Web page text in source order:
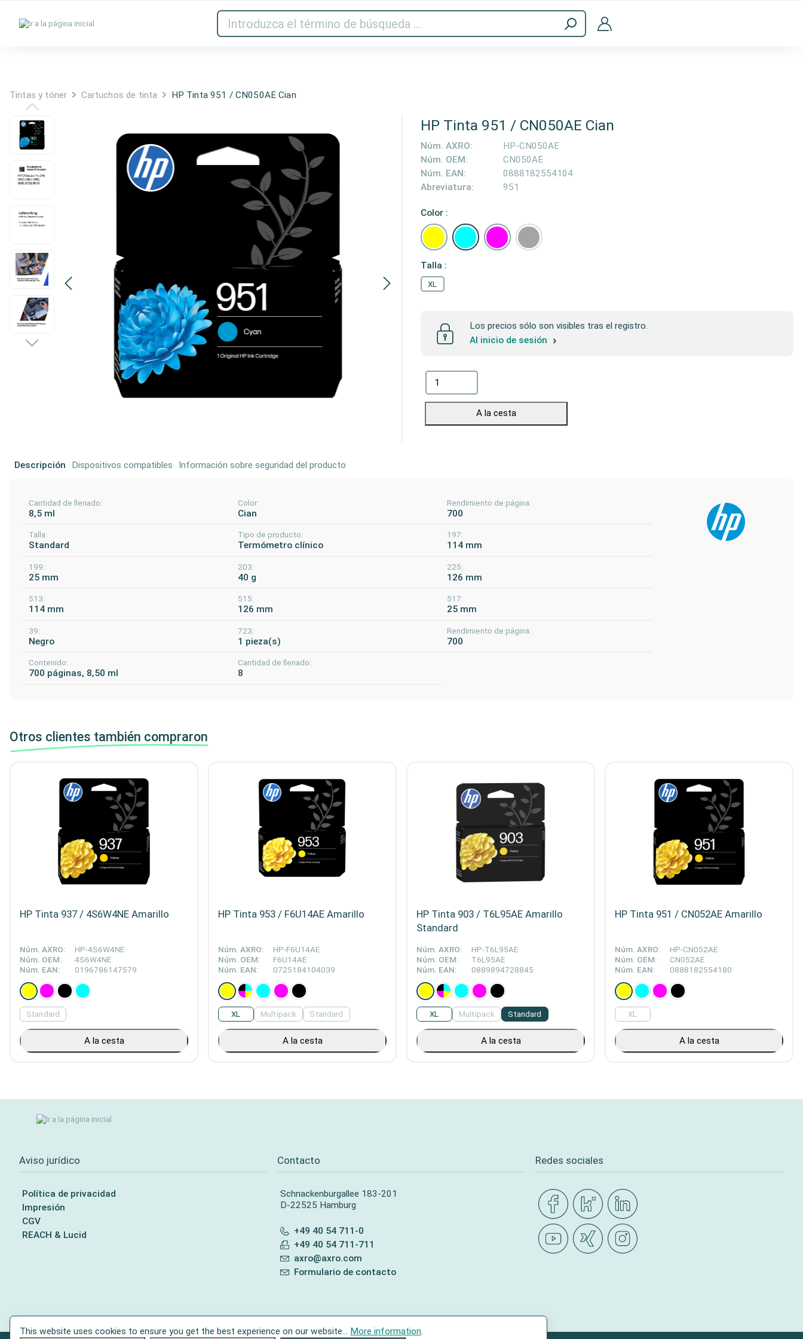
Red Audio y vídeo Impresora y escáner Accesorios informáticos
Tintas y tóner Cartuchos de tinta HP Tinta 951 / CN050AE Cian
HP Tinta 951 / CN050AE Cian
Núm. AXRO:
HP-CN050AE
Núm. OEM:
CN050AE
Núm. EAN:
0888182554104
Abreviatura:
951
Color :
Talla :
XL
Los precios sólo son visibles tras el registro.
Al inicio de sesión
A la cesta
Descripción Dispositivos compatibles Información sobre seguridad del producto
Cantidad de llenado:
8,5 ml
Color:
Cian
Rendimiento de página:
700
Talla:
Standard
Tipo de producto:
Termómetro clínico
197:
114 mm
199:
25 mm
203:
40 g
225:
126 mm
513:
114 mm
515:
126 mm
517:
25 mm
39:
Negro
723:
1 pieza(s)
Rendimiento de página:
700
Contenido:
700 páginas, 8,50 ml
Cantidad de llenado:
8
Otros clientes también compraron
HP Tinta 937 / 4S6W4NE Amarillo
Núm. AXRO:
HP-4S6W4NE
Núm. OEM:
4S6W4NE
Núm. EAN:
0196786147579
Standard
A la cesta
HP Tinta 953 / F6U14AE Amarillo
Núm. AXRO:
HP-F6U14AE
Núm. OEM:
F6U14AE
Núm. EAN:
0725184104039
Standard
XL Multipack
A la cesta
HP Tinta 903 / T6L95AE Amarillo
Standard
Núm. AXRO:
HP-T6L95AE
Núm. OEM:
T6L95AE
Núm. EAN:
0889894728845
Standard
XL Multipack
A la cesta
HP Tinta 951 / CN052AE Amarillo
Núm. AXRO:
HP-CN052AE
Núm. OEM:
CN052AE
Núm. EAN:
0888182554180
XL
A la cesta
Aviso jurídico
Política de privacidad
Impresión
CGV
REACH & Lucid
Contacto
Schnackenburgallee 183-201
D-22525 Hamburg
+49 40 54 711-0
+49 40 54 711-711
axro@axro.com
Formulario de contacto
Redes sociales
This website uses cookies to ensure you get the best experience on our website... More information.